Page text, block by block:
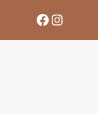
Facebook